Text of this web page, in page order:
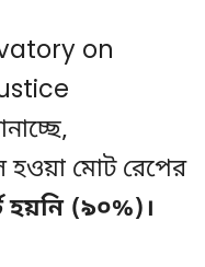
on
হওয়া মোট রেপের
হয়নি (৯০%)।